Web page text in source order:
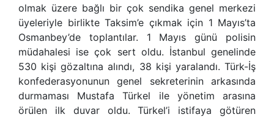
olmak üzere bağlı bir çok sendika genel merkezi
üyeleriyle birlikte Taksim’e çıkmak için 1 Mayıs’ta
Osmanbey’de toplantılar. 1 Mayıs günü polisin
müdahalesi ise çok sert oldu. İstanbul genelinde
530 kişi gözaltına alındı, 38 kişi yaralandı. Türk-İş
konfederasyonunun genel sekreterinin arkasında
durmaması Mustafa Türkel ile yönetim arasına
örülen ilk duvar oldu. Türkel’i istifaya götüren